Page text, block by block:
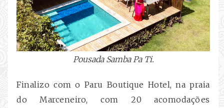
Pousada Samba Pa Ti.
Finalizo com o Paru Boutique Hotel, na praia
do Marceneiro, com 20 acomodações